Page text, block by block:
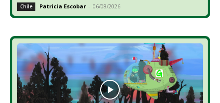
Chile Patricia Escobar - 06/08/2026